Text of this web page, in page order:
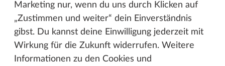
Marketing nur, wenn du uns durch Klicken auf
„Zustimmen und weiter“ dein Einverständnis
gibst. Du kannst deine Einwilligung jederzeit mit
Wirkung für die Zukunft widerrufen. Weitere
Informationen zu den Cookies und
Weitere Sicherheits-
Features: